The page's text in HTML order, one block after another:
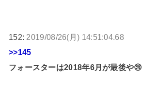
152: 2019/08/26(月) 14:51:04.68
>>145
フォースターは2018年6月が最後や😢